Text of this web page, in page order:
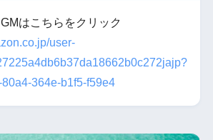
はこちらをクリック
user-
364e-b1f5-f59e4